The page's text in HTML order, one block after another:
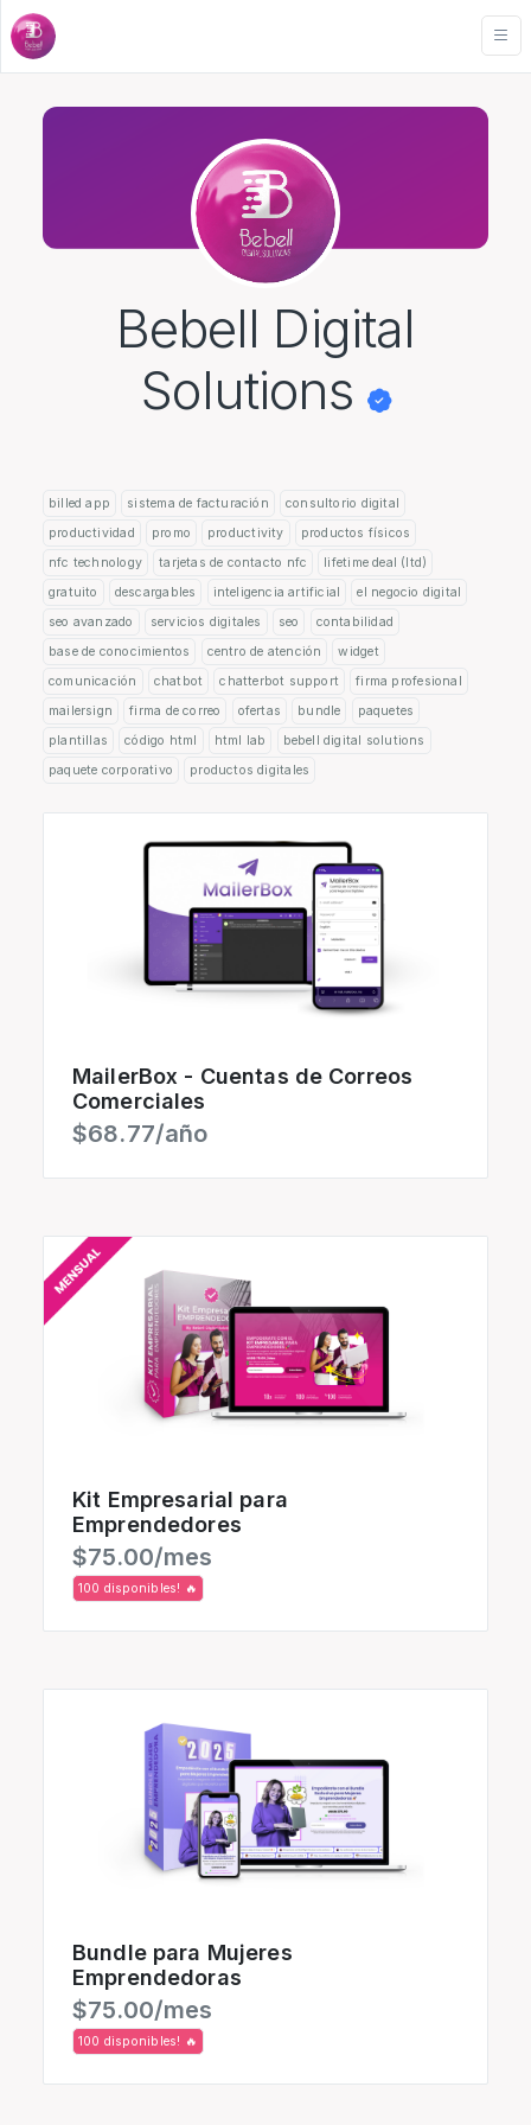
Bebell Digital
Solutions
billed app sistema de facturación
consultorio digital
productividad
promo productivity
productos físicos
nfc technology
tarjetas de contacto nfc
lifetime deal (ltd)
gratuito
descargables inteligencia artificial
el negocio digital
seo avanzado
servicios digitales seo
contabilidad
base de conocimientos
centro de atención
widget
comunicación
chatbot chatterbot support
firma profesional
mailersign
firma de correo ofertas bundle
paquetes
plantillas
código html html lab
bebell digital solutions
paquete corporativo
productos digitales
MailerBox - Cuentas de Correos
Comerciales
$68.77/año
Kit Empresarial para
Emprendedores
$75.00/mes
100 disponibles! 🔥
Bundle para Mujeres
Emprendedoras
$75.00/mes
100 disponibles! 🔥